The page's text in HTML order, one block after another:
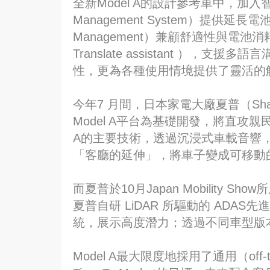
全新Model A的設計參考車中，加入
Management System）提供延長電
Management）兼顧舒適性與電池
Translate assistant ），支援多語言
性，更為各種使用情境提供了靈活的
今年7 月間，日本家電大廠夏普（
Model A平台為基礎開發，將直攻親
A的主要技術，透過沉浸式車載音響
「客廳的延伸」，將車子變成可移
而夏普於10月Japan Mobility Show
夏普自研 LiDAR 所驅動的 ADAS先
統，展示高度潛力；透過不同車型
Model A最大限度地採用了通用（